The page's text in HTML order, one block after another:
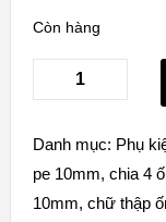
Còn hàng
Danh mục: Phụ
pe 10mm, chia 4
10mm, chữ thập